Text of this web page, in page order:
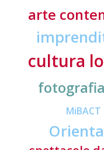
arte
cultura
fotografia
MiBACT